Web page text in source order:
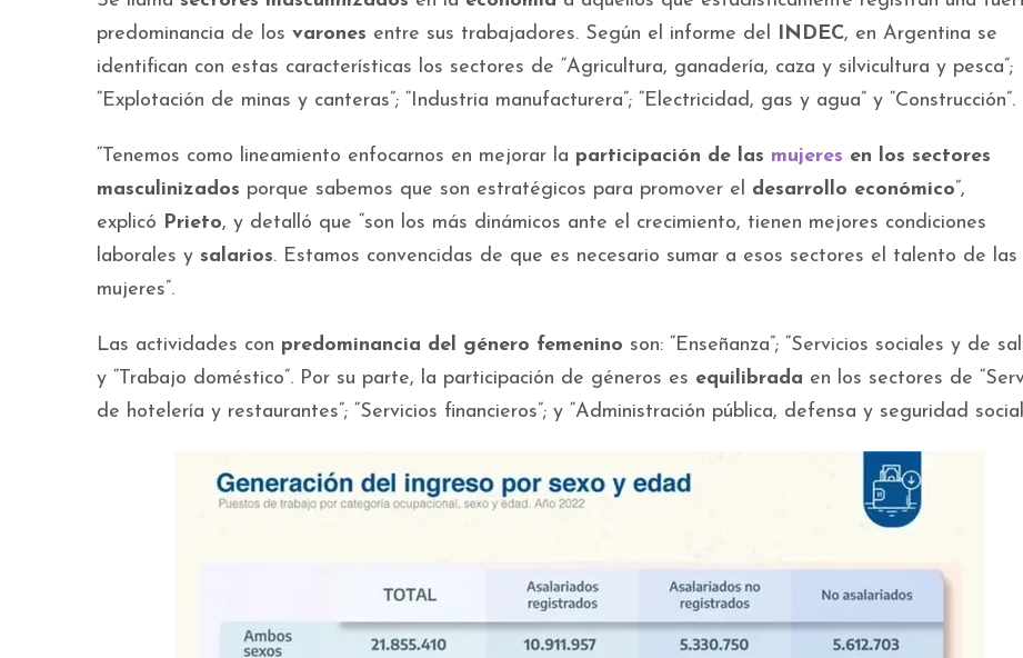
predominancia de los varones entre sus trabajadores. Según el informe del INDEC, en Argentina se
identifican con estas características los sectores de “Agricultura, ganadería, caza y silvicultura y pesca”;
“Explotación de minas y canteras”; “Industria manufacturera”; “Electricidad, gas y agua” y “Construcción”.
“Tenemos como lineamiento enfocarnos en mejorar la participación de las mujeres en los sectores
masculinizados porque sabemos que son estratégicos para promover el desarrollo económico”,
explicó Prieto, y detalló que “son los más dinámicos ante el crecimiento, tienen mejores condiciones
laborales y salarios. Estamos convencidas de que es necesario sumar a esos sectores el talento de las
mujeres”.
Las actividades con predominancia del género femenino son: “Enseñanza”; “Servicios sociales y de
y “Trabajo doméstico”. Por su parte, la participación de géneros es equilibrada en los sectores de
de hotelería y restaurantes”; “Servicios financieros”; y “Administración pública, defensa y seguridad